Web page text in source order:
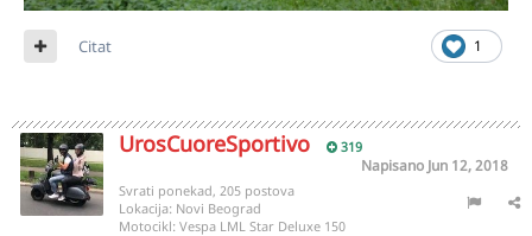
1
Citat
UrosCuoreSportivo 319
Napisano Jun 12, 2018
Svrati ponekad, 205 postova
Lokacija: Novi Beograd
Motocikl: Vespa LML Star Deluxe 150